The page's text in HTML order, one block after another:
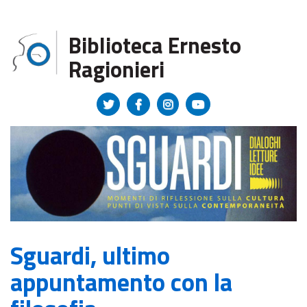
Biblioteca Ernesto
Ragionieri
Sguardi, ultimo
appuntamento con la